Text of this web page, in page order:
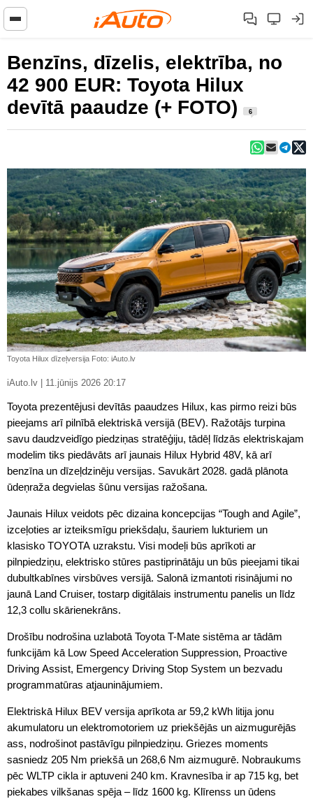
Benzīns, dīzelis, elektrība, no
42 900 EUR: Toyota Hilux
devītā paaudze (+ FOTO)
6
Toyota Hilux dīzeļversija Foto: iAuto.lv
iAuto.lv | 11.jūnijs 2026 20:17
Toyota prezentējusi devītās paaudzes Hilux, kas pirmo reizi būs
pieejams arī pilnībā elektriskā versijā (BEV). Ražotājs turpina
savu daudzveidīgo piedziņas stratēģiju, tādēļ līdzās elektriskajam
modelim tiks piedāvāts arī jaunais Hilux Hybrid 48V, kā arī
benzīna un dīzeļdzinēju versijas. Savukārt 2028. gadā plānota
ūdeņraža degvielas šūnu versijas ražošana.
Jaunais Hilux veidots pēc dizaina koncepcijas “Tough and Agile”,
izceļoties ar izteiksmīgu priekšdaļu, šauriem lukturiem un
klasisko TOYOTA uzrakstu. Visi modeļi būs aprīkoti ar
pilnpiedziņu, elektrisko stūres pastiprinātāju un būs pieejami tikai
dubultkabīnes virsbūves versijā. Salonā izmantoti risinājumi no
jaunā Land Cruiser, tostarp digitālais instrumentu panelis un līdz
12,3 collu skārienekrāns.
Drošību nodrošina uzlabotā Toyota T-Mate sistēma ar tādām
funkcijām kā Low Speed Acceleration Suppression, Proactive
Driving Assist, Emergency Driving Stop System un bezvadu
programmatūras atjauninājumiem.
Elektriskā Hilux BEV versija aprīkota ar 59,2 kWh litija jonu
akumulatoru un elektromotoriem uz priekšējās un aizmugurējās
ass, nodrošinot pastāvīgu pilnpiedziņu. Griezes moments
sasniedz 205 Nm priekšā un 268,6 Nm aizmugurē. Nobraukums
pēc WLTP cikla ir aptuveni 240 km. Kravnesība ir ap 715 kg, bet
piekabes vilkšanas spēja – līdz 1600 kg. Klīrenss un ūdens